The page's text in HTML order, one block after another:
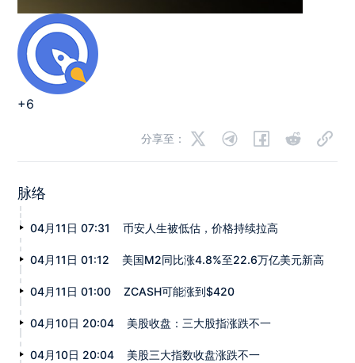
+6
分享至：
脉络
04月11日 07:31 币安人生被低估，价格持续拉高
04月11日 01:12 美国M2同比涨4.8%至22.6万亿美元新高
04月11日 01:00 ZCASH可能涨到$420
04月10日 20:04 美股收盘：三大股指涨跌不一
04月10日 20:04 美股三大指数收盘涨跌不一